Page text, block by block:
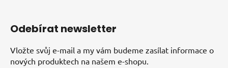
Odebírat newsletter
Vložte svůj e-mail a my vám budeme zasílat informace o
nových produktech na našem e-shopu.